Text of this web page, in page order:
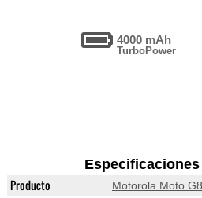
4000 mAh
TurboPower
Producto Motorola Moto G8